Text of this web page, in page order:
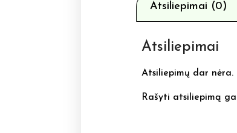
Atsiliepimai (0)
Atsiliepimai
Atsiliepimų dar nėra.
Rašyti atsiliepimą